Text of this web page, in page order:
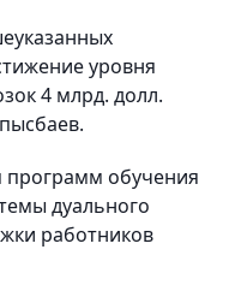
уровня
4 млрд. долл.
программ обучения
дуального
работников